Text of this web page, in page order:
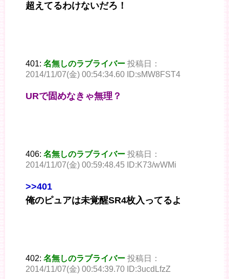
超えてるわけないだろ！
401: 名無しのラブライバー 投稿日：
2014/11/07(金) 00:54:34.60 ID:sMW8FST4
URで固めなきゃ無理？
406: 名無しのラブライバー 投稿日：
2014/11/07(金) 00:59:48.45 ID:K73/wWMi
>>401
俺のピュアは未覚醒SR4枚入ってるよ
402: 名無しのラブライバー 投稿日：
2014/11/07(金) 00:54:39.70 ID:3ucdLfzZ